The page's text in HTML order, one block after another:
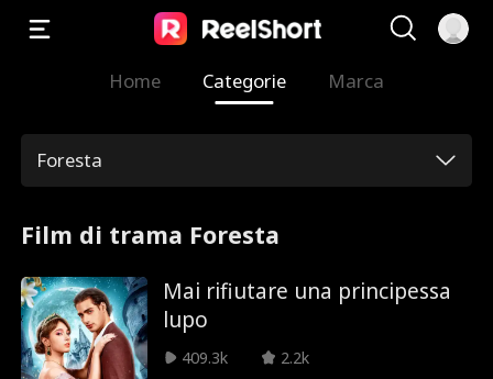
Home Categorie Marca
Foresta
Film di trama Foresta
Mai rifiutare una principessa
lupo
409.3k
2.2k